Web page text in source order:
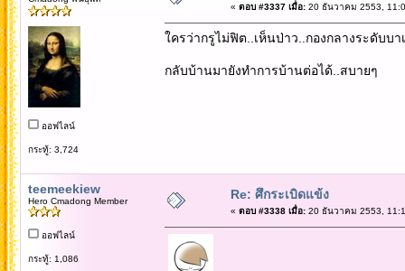
ออฟไลน์
กระทู้: 3,724
« ตอบ #3337 เมื่อ:20 ธันวาคม 2553,
ใครว่ากรูไม่ฟิต..เห็นป่าว..กองกลางระดับบ
กลับบ้านมายังทำการบ้านต่อได้..สบายๆ
teemeekiew
Hero Cmadong Member
ออฟไลน์
กระทู้: 1,086
Re: ศึกระเบิดแข้ง
« ตอบ #3338 เมื่อ:20 ธันวาคม 2553,